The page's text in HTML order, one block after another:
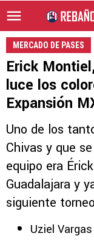
MERCADO DE PASES
Erick
luce los
Expansión
Uno de los
Chivas y que
equipo era
Guadalajara y
siguiente
Uziel